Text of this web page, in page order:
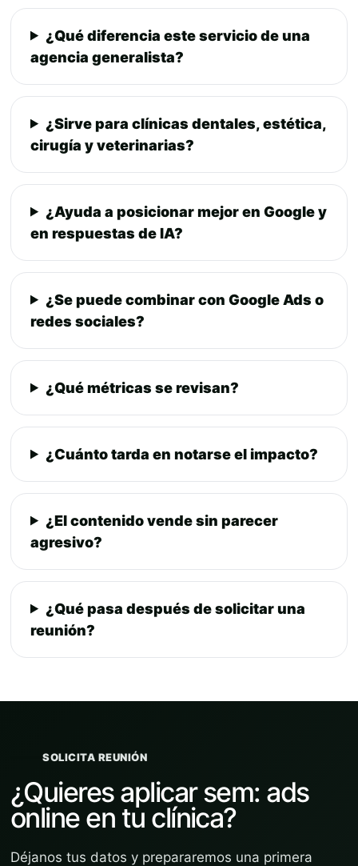
¿Qué diferencia este servicio de una
agencia generalista?
¿Sirve para clínicas dentales, estética,
cirugía y veterinarias?
¿Ayuda a posicionar mejor en Google y
en respuestas de IA?
¿Se puede combinar con Google Ads o
redes sociales?
¿Qué métricas se revisan?
¿Cuánto tarda en notarse el impacto?
¿El contenido vende sin parecer
agresivo?
¿Qué pasa después de solicitar una
reunión?
SOLICITA REUNIÓN
¿Quieres aplicar sem: ads
online en tu clínica?
Déjanos tus datos y prepararemos una primera